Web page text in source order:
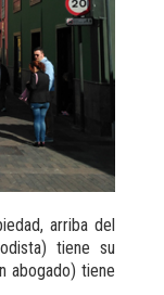
arriba del
tiene su
abogado) tiene